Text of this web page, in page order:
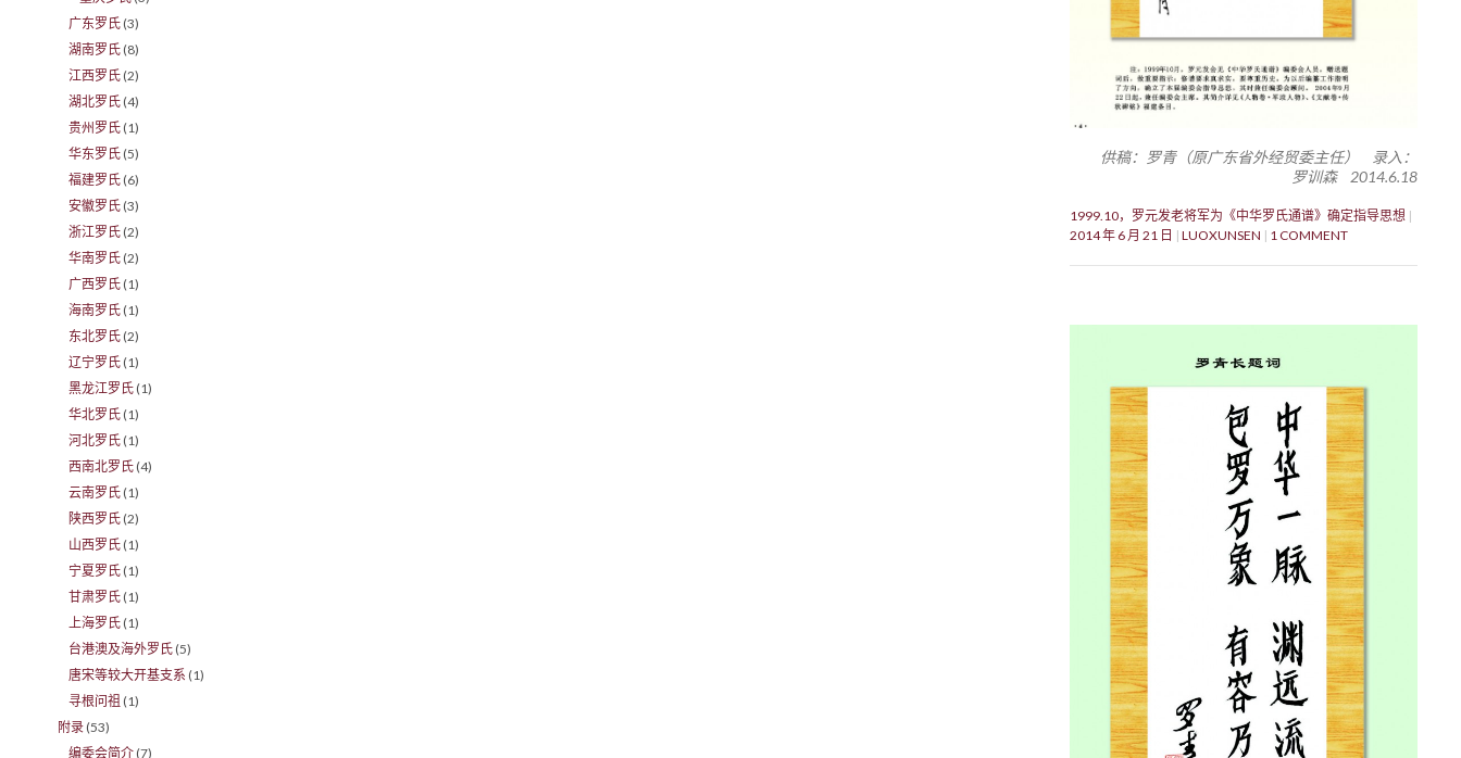
供稿：罗青（原广东省外经贸委主任） 录入：
罗训森 2014.6.18
1999.10，罗元发老将军为《中华罗氏通谱》确定指导思想
2014 年 6 月 21 日
LUOXUNSEN 1 COMMENT
广东罗氏 (3)
湖南罗氏 (8)
江西罗氏 (2)
湖北罗氏 (4)
贵州罗氏 (1)
华东罗氏 (5)
福建罗氏 (6)
安徽罗氏 (3)
浙江罗氏 (2)
华南罗氏 (2)
广西罗氏 (1)
海南罗氏 (1)
东北罗氏 (2)
辽宁罗氏 (1)
黑龙江罗氏 (1)
华北罗氏 (1)
河北罗氏 (1)
西南北罗氏 (4)
云南罗氏 (1)
陕西罗氏 (2)
山西罗氏 (1)
宁夏罗氏 (1)
甘肃罗氏 (1)
上海罗氏 (1)
台港澳及海外罗氏 (5)
唐宋等较大开基支系 (1)
寻根问祖 (1)
附录 (53)
编委会简介 (7)